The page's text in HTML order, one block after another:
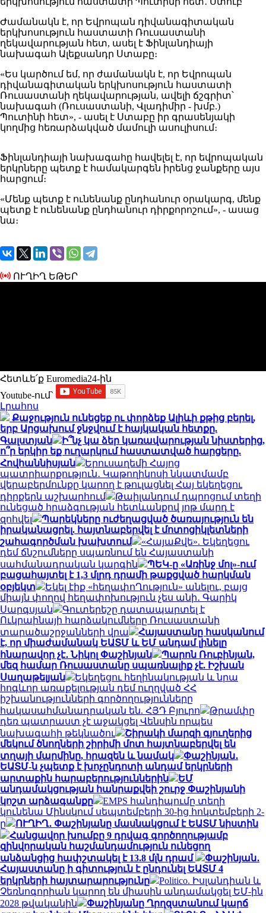
Ժամանակն է, որ Եվրոպան դիվանագիտական ​​
երկխոսություն հաստատի Ռուսաստանի
ղեկավարության հետ, ասել է Ֆինլանդիայի
նախագահ Ալեքսանդր Ստաբը։
«Ես կարծում եմ, որ ժամանակն է, որ Եվրոպան
դիվանագիտական ​​երկխոսություն հաստատի
Ռուսաստանի ղեկավարության, ավելի ճշգրիտ՝
նախագահ (Ռուսաստանի, Վլադիմիր - խմբ.)
Պուտինի հետ», - ասել է Ստաբը իր գրասենյակի
կողմից հեռարձակված մամուլի ասուլիսում։
Ֆինլանդիայի նախագահը հավելել է, որ եվրոպական
երկրները պետք է համակարգեն իրենց ջանքերը այս
հարցում։
«Մենք պետք է ունենանք ընդհանուր օրակարգ, մենք
պետք է ունենանք ընդհանուր դիրքորոշում», - ասաց
նա։
ՈՒՂԻՂ ԵԹԵՐ
Հետևե՛ք Euromedia24-ին
Youtube-ում`
Լրահոս
Քաջություն ունեցեք ու փորձեք Ալիևի քթից բերել,
երբ Արցախում ջնջվում է հայկական հետքը.
Գալստյան
Ի՞նչ կա ձեր կառավարության նիստերից,
ո՞ր երկիր եք ուղարկում հաստատված հարցերը.
Հովհաննիսյան
Երուսաղեմի Հայոց
պատրիարքություն․ Կաթողիկոսի նկատմամբ
վերաբերմունքը կարող է թուլացնել Հայ եկեղեցու
դիրքերն աշխարհում
Թաիլանդում դպրոցում տեղի
ունեցած հրաձգության հետևանքով յոթ մարդ է
զոհվել
Պարեկները ուժեղացված ծառայություն են
իրականացրել. հայտնաբերվել է մոտոցիկլետների
շահագործման խախտում
«ՀայաՔվե». Եկեղեցու
դեմ ճնշումները սպառնում են Հայաստանի
սահմանադրական կարգին
ՊԵԿ-ը «Առինջ մոլ»-ում
բացահայտել է 1,3 մլրդ դրամի թաքցված հարկման
օբյեկտ
Եկել էիք «հեղափոՂություն» անելու, բայց
միայն փողով հեղափոխություն չես անի․ Գարիկ
Սարգսյան
Գուտերեշը դատապարտել է
Ուկրաինայի հարձակումները Ռուսաստանի
տարածաշրջանների վրա
Հայաստանը հասկանում
է, որ միաժամանակ ԵԱՏՄ և ԵՄ անդամ լինելը
հնարավոր չէ․ Նիկոլ Փաշինյան
Պարոն Ռուբինյան,
մեզ համար Ռուսաստանը սպառնալիք չէ. Իշխան
Սաղաթելյան
Եկեղեցու հեղինակության և նրա
հոգևոր առաքելության դեմ ուղղված ՀՀ
իշխանությունների գործողությունները
հակասահմանադրական են. ՀՅԴ Բյուրո
Թրամփը
դեռ պատրաստ չէ աջակցել Վենսին որպես
նախագահի թեկնածու
Շիրակի մարզի գյուղերից
մեկում ծնողների շիրիմի մոտ հայտնաբերվել են
տղայի մարմինը, հրազեն և նամակ
Փաշինյան․
ԵԱՏՄ-ն չպետք է խոչընդոտի անդամ երկրների
արտաքին հարաբերություններին
ԵՄ
անդամակցության հանրաքվեի շուրջ Փաշինյանի
կոշտ արձագանքը
EMPS հանդիպումը տեղի
կունենա Մինսկում սեպտեմբերի 30-ից հոկտեմբերի 2-
ը
ՈՒՂԻՂ․ Փաշինյանը մասնակցում է ԵԱՏՄ նիստին
Հանցավոր խումբը 9 դրվագ գործողությամբ
զինվորական հաշմանդամություն ունեցող
անձանցից հափշտակել է 13.8 մլն դրամ
Փաշինյան․
Հայաստանը ի գիտություն է ընդունել ԵԱՏՄ 4
երկրների հայտարարությունը
Politico. Իսլանդիան և
Չեռնոգորիան կարող են միասին անդամակցել ԵՄ-ին
2028 թվականին
Փաշինյանը Ղրղզստանում կարճ